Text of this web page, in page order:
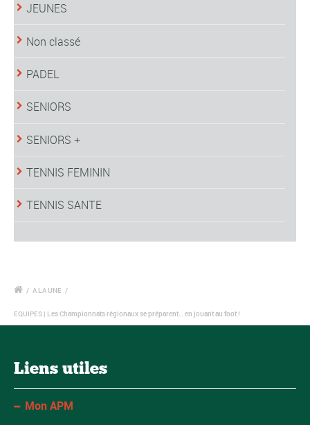
JEUNES
Non classé
PADEL
SENIORS
SENIORS +
TENNIS FEMININ
TENNIS SANTE
/ A LA UNE /
EQUIPES | Les Championnats régionaux se préparent… en jouant au foot !
Liens utiles
Mon APM